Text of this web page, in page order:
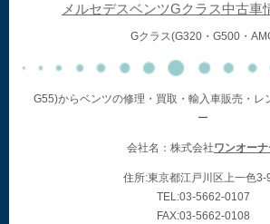
メルセデスベンツGクラス中古車
Gクラス(G320・G500・
G55)からベンツの修理・買取・輸入車販売・レ
ー
会社名：株式会社ワンオー
住所:東京都江戸川区上一色3-
TEL:03-5662-0107
FAX:03-5662-0108